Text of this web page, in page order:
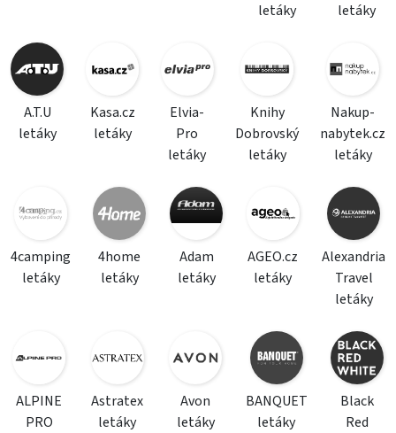
letáky
letáky
A.T.U
letáky
Kasa.cz
letáky
Elvia-
Pro
letáky
Knihy
Dobrovský
letáky
Nakup-
nabytek.cz
letáky
4camping
letáky
4home
letáky
Adam
letáky
AGEO.cz
letáky
Alexandria
Travel
letáky
ALPINE
PRO
Astratex
letáky
Avon
letáky
BANQUET
letáky
Black
Red